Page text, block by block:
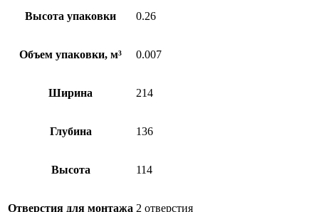
Высота упаковки 0.26
Объем упаковки, м³ 0.007
Ширина 214
Глубина 136
Высота 114
Отверстия для монтажа 2 отверстия